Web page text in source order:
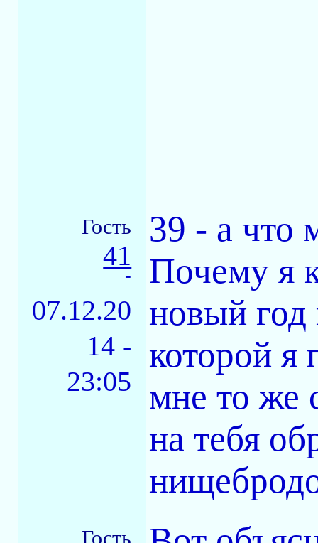
Гость
41
-
07.12.20
14 -
23:05
39 - а что
Почему я
новый год
которой я
мне то же
на тебя
Гость